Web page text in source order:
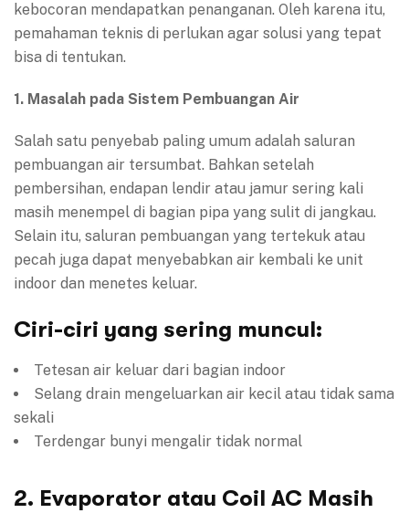
kebocoran mendapatkan penanganan. Oleh karena itu,
pemahaman teknis di perlukan agar solusi yang tepat
bisa di tentukan.
1. Masalah pada Sistem Pembuangan Air
Salah satu penyebab paling umum adalah saluran
pembuangan air tersumbat. Bahkan setelah
pembersihan, endapan lendir atau jamur sering kali
masih menempel di bagian pipa yang sulit di jangkau.
Selain itu, saluran pembuangan yang tertekuk atau
pecah juga dapat menyebabkan air kembali ke unit
indoor dan menetes keluar.
Ciri-ciri yang sering muncul:
Tetesan air keluar dari bagian indoor
Selang drain mengeluarkan air kecil atau tidak sama
sekali
Terdengar bunyi mengalir tidak normal
2. Evaporator atau Coil AC Masih